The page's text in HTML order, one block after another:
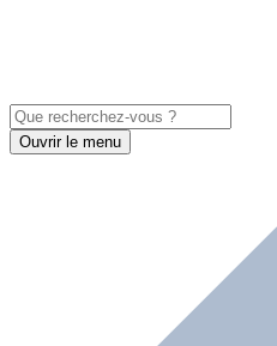
Ouvrir le menu